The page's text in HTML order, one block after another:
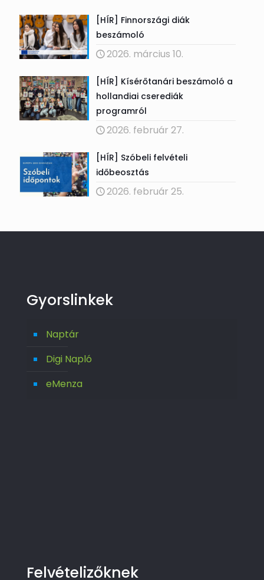
[HÍR] Finnországi diák
beszámoló
2026. március 10.
[HÍR] Kísérőtanári beszámoló a
hollandiai cserediák
programról
2026. február 27.
[HÍR] Szóbeli felvételi
időbeosztás
2026. február 25.
Gyorslinkek
Naptár
Digi Napló
eMenza
Felvételizőknek